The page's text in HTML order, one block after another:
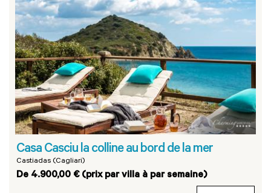
Casa Casciu la colline au bord de la mer
Castiadas (Cagliari)
De 4.900,00 € (prix par villa à par semaine)